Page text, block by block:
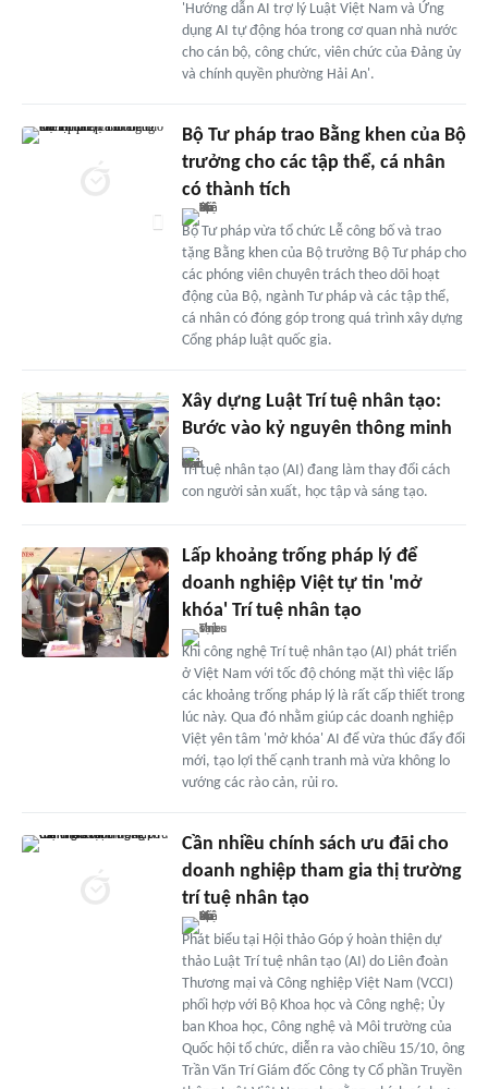
'Hướng dẫn AI trợ lý Luật Việt Nam và Ứng
dụng AI tự động hóa trong cơ quan nhà nước
cho cán bộ, công chức, viên chức của Đảng ủy
và chính quyền phường Hải An'.
Bộ Tư pháp trao Bằng khen của Bộ
trưởng cho các tập thể, cá nhân
có thành tích
Bộ Tư pháp vừa tổ chức Lễ công bố và trao
tặng Bằng khen của Bộ trưởng Bộ Tư pháp cho
các phóng viên chuyên trách theo dõi hoạt
động của Bộ, ngành Tư pháp và các tập thể,
cá nhân có đóng góp trong quá trình xây dựng
Cổng pháp luật quốc gia.
Xây dựng Luật Trí tuệ nhân tạo:
Bước vào kỷ nguyên thông minh
Trí tuệ nhân tạo (AI) đang làm thay đổi cách
con người sản xuất, học tập và sáng tạo.
Lấp khoảng trống pháp lý để
doanh nghiệp Việt tự tin 'mở
khóa' Trí tuệ nhân tạo
Khi công nghệ Trí tuệ nhân tạo (AI) phát triển
ở Việt Nam với tốc độ chóng mặt thì việc lấp
các khoảng trống pháp lý là rất cấp thiết trong
lúc này. Qua đó nhằm giúp các doanh nghiệp
Việt yên tâm 'mở khóa' AI để vừa thúc đẩy đổi
mới, tạo lợi thế cạnh tranh mà vừa không lo
vướng các rào cản, rủi ro.
Cần nhiều chính sách ưu đãi cho
doanh nghiệp tham gia thị trường
trí tuệ nhân tạo
Phát biểu tại Hội thảo Góp ý hoàn thiện dự
thảo Luật Trí tuệ nhân tạo (AI) do Liên đoàn
Thương mại và Công nghiệp Việt Nam (VCCI)
phối hợp với Bộ Khoa học và Công nghệ; Ủy
ban Khoa học, Công nghệ và Môi trường của
Quốc hội tổ chức, diễn ra vào chiều 15/10, ông
Trần Văn Trí Giám đốc Công ty Cổ phần Truyền